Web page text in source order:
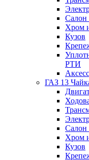
Салон
Хром
Кузов
РТИ
ГАЗ 13
Салон
Хром
Кузов